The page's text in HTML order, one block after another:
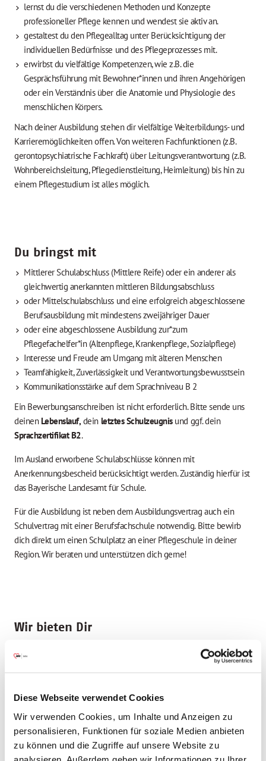
Diese Webseite verwendet Cookies
Wir verwenden Cookies, um Inhalte und Anzeigen zu
personalisieren, Funktionen für soziale Medien anbieten
zu können und die Zugriffe auf unsere Website zu
lernst du die verschiedenen Methoden und Konzepte
professioneller Pflege kennen und wendest sie aktiv an.
gestaltest du den Pflegealltag unter Berücksichtigung der
individuellen Bedürfnisse und des Pflegeprozesses mit.
erwirbst du vielfältige Kompetenzen, wie z.B. die
Gesprächsführung mit Bewohner*innen und ihren Angehörigen
oder ein Verständnis über die Anatomie und Physiologie des
menschlichen Körpers.
Nach deiner Ausbildung stehen dir vielfältige Weiterbildungs- und
Karrieremöglichkeiten offen. Von weiteren Fachfunktionen (z.B.
gerontopsychiatrische Fachkraft) über Leitungsverantwortung (z.B.
Wohnbereichsleitung, Pflegedienstleitung, Heimleitung) bis hin zu
einem Pflegestudium ist alles möglich.
Du bringst mit
Mittlerer Schulabschluss (Mittlere Reife) oder ein anderer als
gleichwertig anerkannten mittleren Bildungsabschluss
oder Mittelschulabschluss und eine erfolgreich abgeschlossene
Berufsausbildung mit mindestens zweijähriger Dauer
oder eine abgeschlossene Ausbildung zur*zum
Pflegefachelfer*in (Altenpflege, Krankenpflege, Sozialpflege)
Interesse und Freude am Umgang mit älteren Menschen
Teamfähigkeit, Zuverlässigkeit und Verantwortungsbewusstsein
Kommunikationsstärke auf dem Sprachniveau B 2
Ein Bewerbungsanschreiben ist nicht erforderlich. Bitte sende uns
deinen Lebenslauf,dein letztes Schulzeugnis und ggf. dein
Sprachzertifikat B2.
Im Ausland erworbene Schulabschlüsse können mit
Anerkennungsbescheid berücksichtigt werden. Zuständig hierfür ist
das Bayerische Landesamt für Schule.
Für die Ausbildung ist neben dem Ausbildungsvertrag auch ein
Schulvertrag mit einer Berufsfachschule notwendig. Bitte bewirb
dich direkt um einen Schulplatz an einer Pflegeschule in deiner
Region. Wir beraten und unterstützen dich gerne!
Wir bieten Dir
Jahressonderzahlung (s. Stelleninfos ->Details)
30 Tage Urlaub, zwei Regenerationstage bezahlt frei und 24. &
Ausbildung in Vollzeit nur 38,5 Stunden/Woche
Corporate Benefits
Vermögenswirksame Leistungen
AWO Life Balance: Beratungs- und Vermittlungsleistungen in den